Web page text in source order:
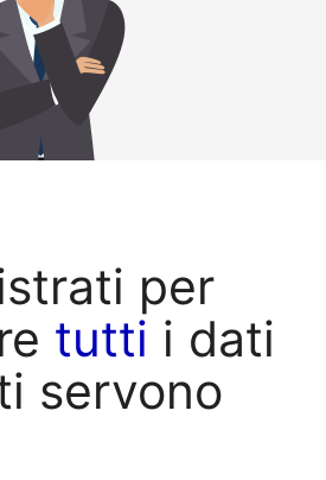
per
tutti i dati
servono